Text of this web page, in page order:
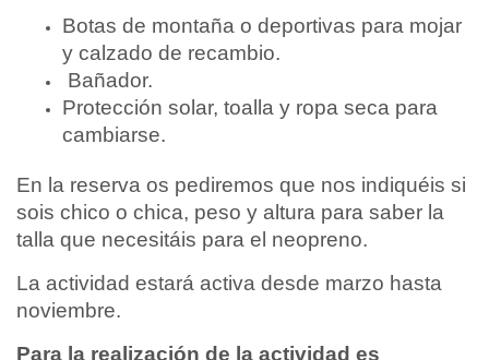
Botas de montaña o deportivas para mojar
y calzado de recambio.
Bañador.
Protección solar, toalla y ropa seca para
cambiarse.
En la reserva os pediremos que nos indiquéis si
sois chico o chica, peso y altura para saber la
talla que necesitáis para el neopreno.
La actividad estará activa desde marzo hasta
noviembre.
Para la realización de la actividad es